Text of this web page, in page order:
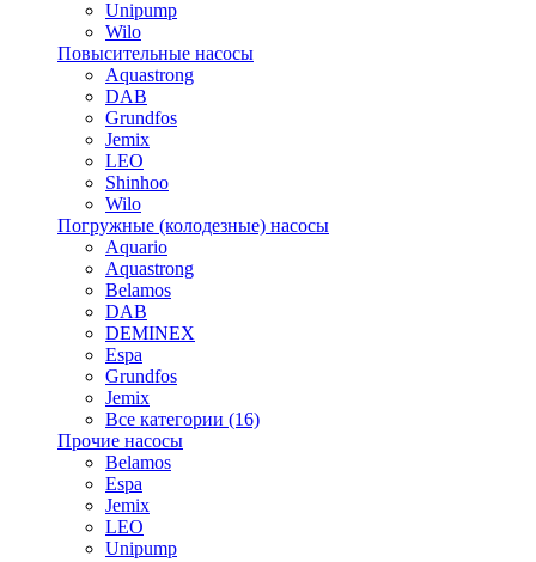
Unipump
Wilo
Повысительные насосы
Aquastrong
DAB
Grundfos
Jemix
LEO
Shinhoo
Wilo
Погружные (колодезные) насосы
Aquario
Aquastrong
Belamos
DAB
DEMINEX
Espa
Grundfos
Jemix
Все категории (16)
Прочие насосы
Belamos
Espa
Jemix
LEO
Unipump